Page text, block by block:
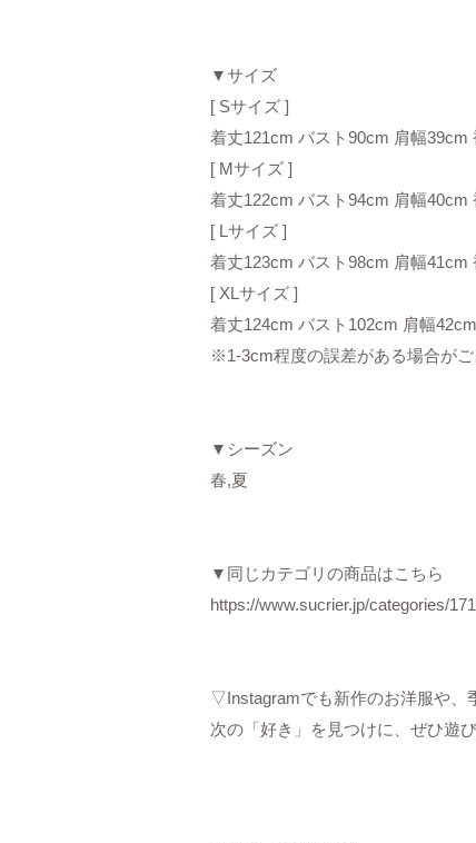
▼サイズ
[ Sサイズ ]
着丈121cm バスト90cm 肩幅39cm
[ Mサイズ ]
着丈122cm バスト94cm 肩幅40cm
[ Lサイズ ]
着丈123cm バスト98cm 肩幅41cm
[ XLサイズ ]
着丈124cm バスト102cm 肩幅
※1-3cm程度の誤差がある場合がご
▼シーズン
春,夏
▼同じカテゴリの商品はこちら
https://www.sucrier.jp/categories/
▽Instagramでも新作のお洋服や、
次の「好き」を見つけに、ぜひ遊